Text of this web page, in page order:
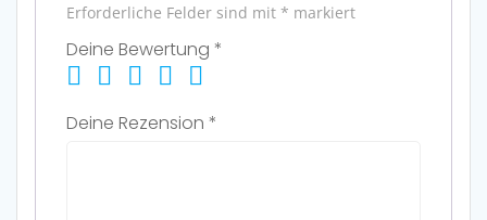
Erforderliche Felder sind mit * markiert
Deine Bewertung *
Deine Rezension *